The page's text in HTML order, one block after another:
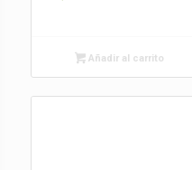
Añadir al carrito